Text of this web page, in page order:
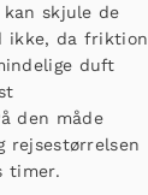
skjule de
ikke, da friktion
duft
den måde
rejsestørrelsen
timer.